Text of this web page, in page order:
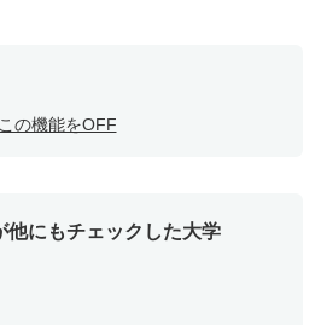
この機能をOFF
他にもチェックした大学